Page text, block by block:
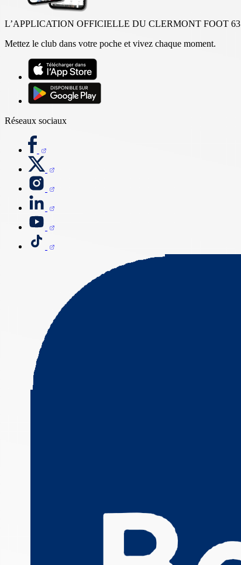
L’APPLICATION OFFICIELLE DU CLERMONT FOOT 63
Mettez le club dans votre poche et vivez chaque moment.
Réseaux sociaux